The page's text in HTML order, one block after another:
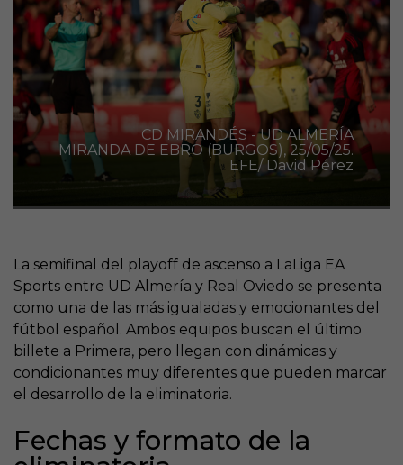
CD MIRANDÉS - UD ALMERÍA
MIRANDA DE EBRO (BURGOS), 25/05/25.
EFE/ David Pérez
La semifinal del playoff de ascenso a LaLiga EA
Sports entre UD Almería y Real Oviedo se presenta
como una de las más igualadas y emocionantes del
fútbol español. Ambos equipos buscan el último
billete a Primera, pero llegan con dinámicas y
condicionantes muy diferentes que pueden marcar
el desarrollo de la eliminatoria.
Fechas y formato de la